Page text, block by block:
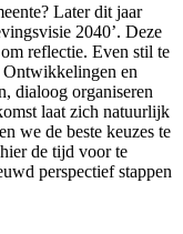
Later dit jaar
2040’. Deze
reflectie. Even stil te
Ontwikkelingen en
dialoog organiseren
laat zich natuurlijk
we de beste keuzes te
de tijd voor te
perspectief stappen